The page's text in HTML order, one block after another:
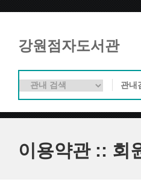
강원점자도서관
이용약관 :: 회